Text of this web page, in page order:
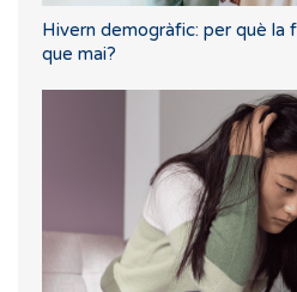
Hivern demogràfic: per què la
que mai?